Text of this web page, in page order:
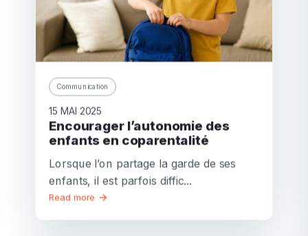
Communication
15 MAI 2025
Encourager l’autonomie des
enfants en coparentalité
Lorsque l’on partage la garde de ses
enfants, il est parfois diffic...
Read more